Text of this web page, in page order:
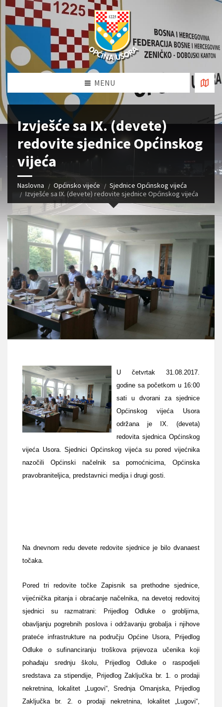
MENU
Izvješće sa IX. (devete)
redovite sjednice Općinskog
vijeća
Naslovna Općinsko vijeće
Sjednice Općinskog vijeća
Izvješće sa IX. (devete) redovite sjednice Općinskog vijeća
U četvrtak 31.08.2017.
godine sa početkom u 16:00
sati u dvorani za sjednice
Općinskog vijeća Usora
održana je IX. (deveta)
redovita sjednica Općinskog
vijeća Usora. Sjednici Općinskog vijeća su pored vijećnika
nazočili Općinski načelnik sa pomoćnicima, Općinska
pravobraniteljica, predstavnici medija i drugi gosti.
Na dnevnom redu devete redovite sjednice je bilo dvanaest
točaka.
Pored tri redovite točke Zapisnik sa prethodne sjednice,
vijećnička pitanja i obraćanje načelnika, na devetoj redovitoj
sjednici su razmatrani: Prijedlog Odluke o grobljima,
obavljanju pogrebnih poslova i održavanju grobalja i njihove
prateće infrastrukture na području Općine Usora, Prijedlog
Odluke o sufinanciranju troškova prijevoza učenika koji
pohađaju srednju školu, Prijedlog Odluke o raspodjeli
sredstava za stipendije, Prijedlog Zaključka br. 1. o prodaji
nekretnina, lokalitet „Lugovi“, Srednja Omanjska, Prijedlog
Zaključka br. 2. o prodaji nekretnina, lokalitet „Lugovi“,